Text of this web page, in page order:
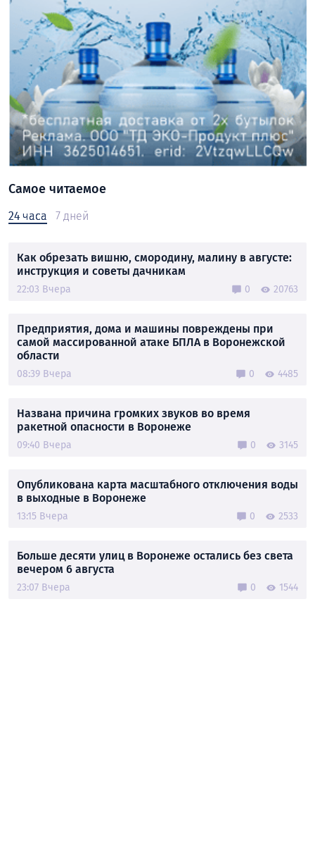
Самое читаемое
24 часа 7 дней
Как обрезать вишню, смородину, малину в августе:
инструкция и советы дачникам
22:03 Вчера 0 20763
Предприятия, дома и машины повреждены при
самой массированной атаке БПЛА в Воронежской
области
08:39 Вчера 0 4485
Названа причина громких звуков во время
ракетной опасности в Воронеже
09:40 Вчера 0 3145
Опубликована карта масштабного отключения воды
в выходные в Воронеже
13:15 Вчера 0 2533
Больше десяти улиц в Воронеже остались без света
вечером 6 августа
23:07 Вчера 0 1544